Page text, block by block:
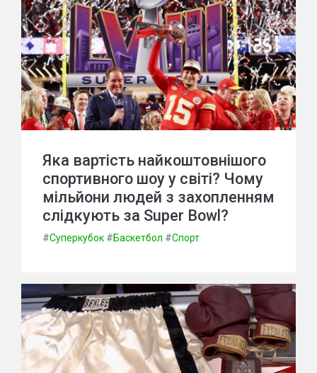
Яка вартість найкоштовнішого
спортивного шоу у світі? Чому
мільйони людей з захопленням
слідкують за Super Bowl?
#Суперкубок #Баскетбол #Спорт